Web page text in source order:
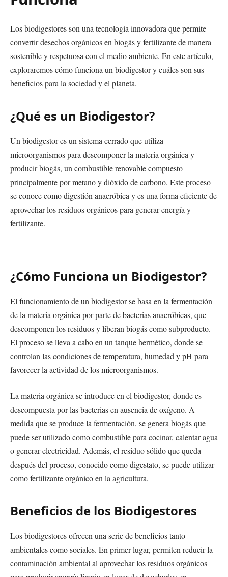
Los biodigestores son una tecnología innovadora que permite
convertir desechos orgánicos en biogás y fertilizante de manera
sostenible y respetuosa con el medio ambiente. En este artículo,
exploraremos cómo funciona un biodigestor y cuáles son sus
beneficios para la sociedad y el planeta.
¿Qué es un Biodigestor?
Un biodigestor es un sistema cerrado que utiliza
microorganismos para descomponer la materia orgánica y
producir biogás, un combustible renovable compuesto
principalmente por metano y dióxido de carbono. Este proceso
se conoce como digestión anaeróbica y es una forma eficiente de
aprovechar los residuos orgánicos para generar energía y
fertilizante.
¿Cómo Funciona un Biodigestor?
El funcionamiento de un biodigestor se basa en la fermentación
de la materia orgánica por parte de bacterias anaeróbicas, que
descomponen los residuos y liberan biogás como subproducto.
El proceso se lleva a cabo en un tanque hermético, donde se
controlan las condiciones de temperatura, humedad y pH para
favorecer la actividad de los microorganismos.
La materia orgánica se introduce en el biodigestor, donde es
descompuesta por las bacterias en ausencia de oxígeno. A
medida que se produce la fermentación, se genera biogás que
puede ser utilizado como combustible para cocinar, calentar agua
o generar electricidad. Además, el residuo sólido que queda
después del proceso, conocido como digestato, se puede utilizar
como fertilizante orgánico en la agricultura.
Beneficios de los Biodigestores
Los biodigestores ofrecen una serie de beneficios tanto
ambientales como sociales. En primer lugar, permiten reducir la
contaminación ambiental al aprovechar los residuos orgánicos